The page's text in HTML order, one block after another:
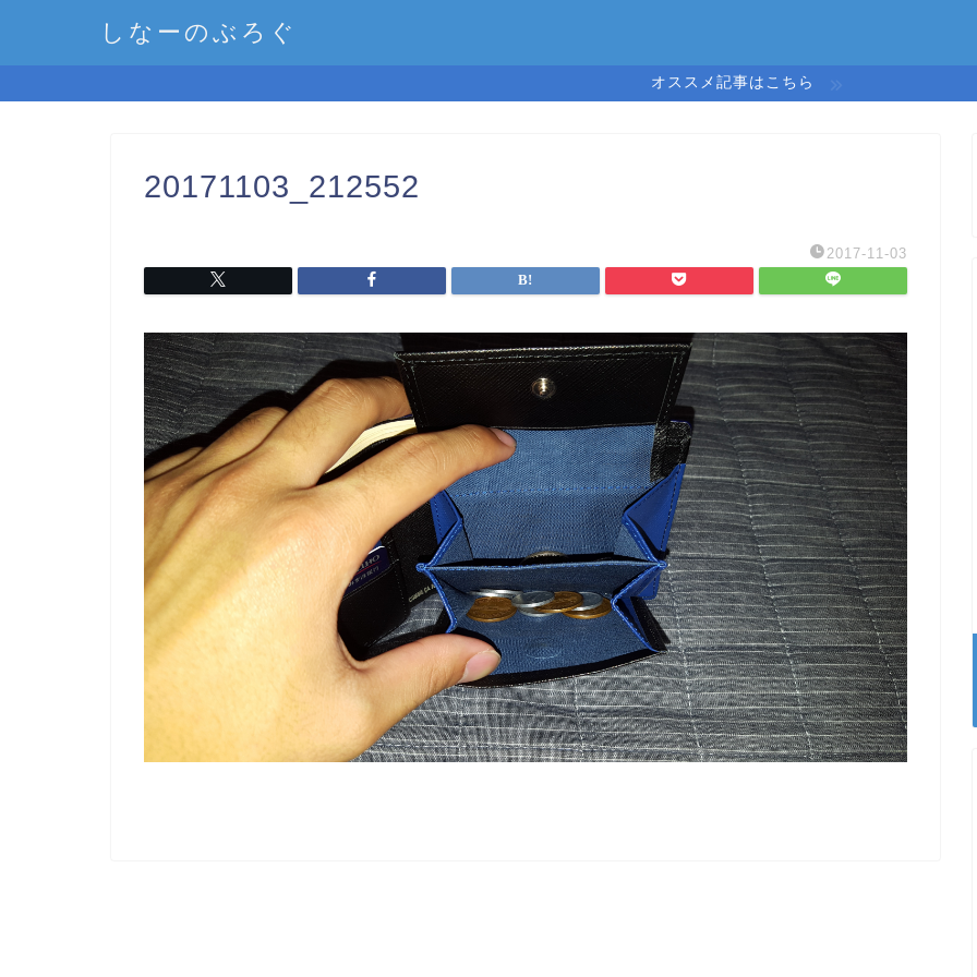
しなーのぶろぐ
オススメ記事はこちら
20171103_212552
2017-11-03